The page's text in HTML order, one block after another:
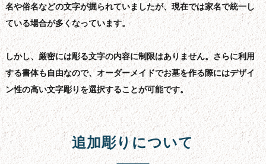
名や俗名などの文字が掘られていましたが、現在では家名で統一し
ている場合が多くなっています。
しかし、厳密には彫る文字の内容に制限はありません。さらに利用
する書体も自由なので、オーダーメイドでお墓を作る際にはデザイ
ン性の高い文字彫りを選択することが可能です。
追加彫りについて